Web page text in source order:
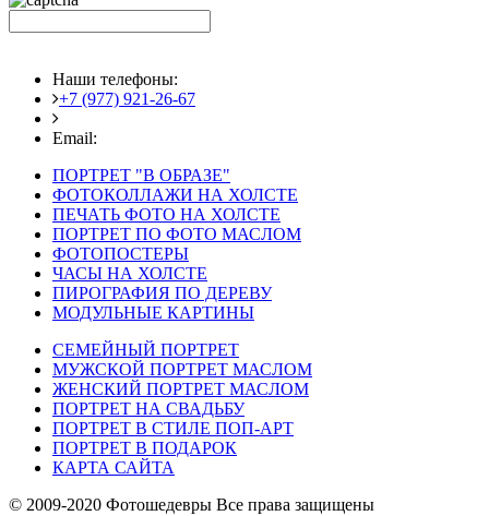
Наши телефоны:
+7 (977) 921-26-67
Email:
ПОРТРЕТ "В ОБРАЗЕ"
ФОТОКОЛЛАЖИ НА ХОЛСТЕ
ПЕЧАТЬ ФОТО НА ХОЛСТЕ
ПОРТРЕТ ПО ФОТО МАСЛОМ
ФОТОПОСТЕРЫ
ЧАСЫ НА ХОЛСТЕ
ПИРОГРАФИЯ ПО ДЕРЕВУ
МОДУЛЬНЫЕ КАРТИНЫ
СЕМЕЙНЫЙ ПОРТРЕТ
МУЖСКОЙ ПОРТРЕТ МАСЛОМ
ЖЕНСКИЙ ПОРТРЕТ МАСЛОМ
ПОРТРЕТ НА СВАДЬБУ
ПОРТРЕТ В СТИЛЕ ПОП-АРТ
ПОРТРЕТ В ПОДАРОК
КАРТА САЙТА
© 2009-2020 Фотошедевры Все права защищены